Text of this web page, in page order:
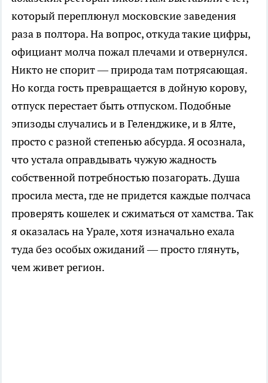
который переплюнул московские заведения
раза в полтора. На вопрос, откуда такие цифры,
официант молча пожал плечами и отвернулся.
Никто не спорит — природа там потрясающая.
Но когда гость превращается в дойную корову,
отпуск перестает быть отпуском. Подобные
эпизоды случались и в Геленджике, и в Ялте,
просто с разной степенью абсурда. Я осознала,
что устала оправдывать чужую жадность
собственной потребностью позагорать. Душа
просила места, где не придется каждые полчаса
проверять кошелек и сжиматься от хамства. Так
я оказалась на Урале, хотя изначально ехала
туда без особых ожиданий — просто глянуть,
чем живет регион.